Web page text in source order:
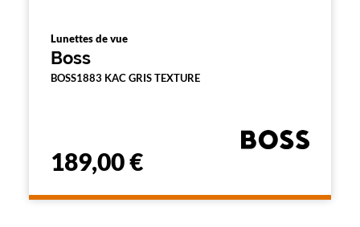
Lunettes de vue
Boss
BOSS1883 KAC GRIS TEXTURE
189,00 €